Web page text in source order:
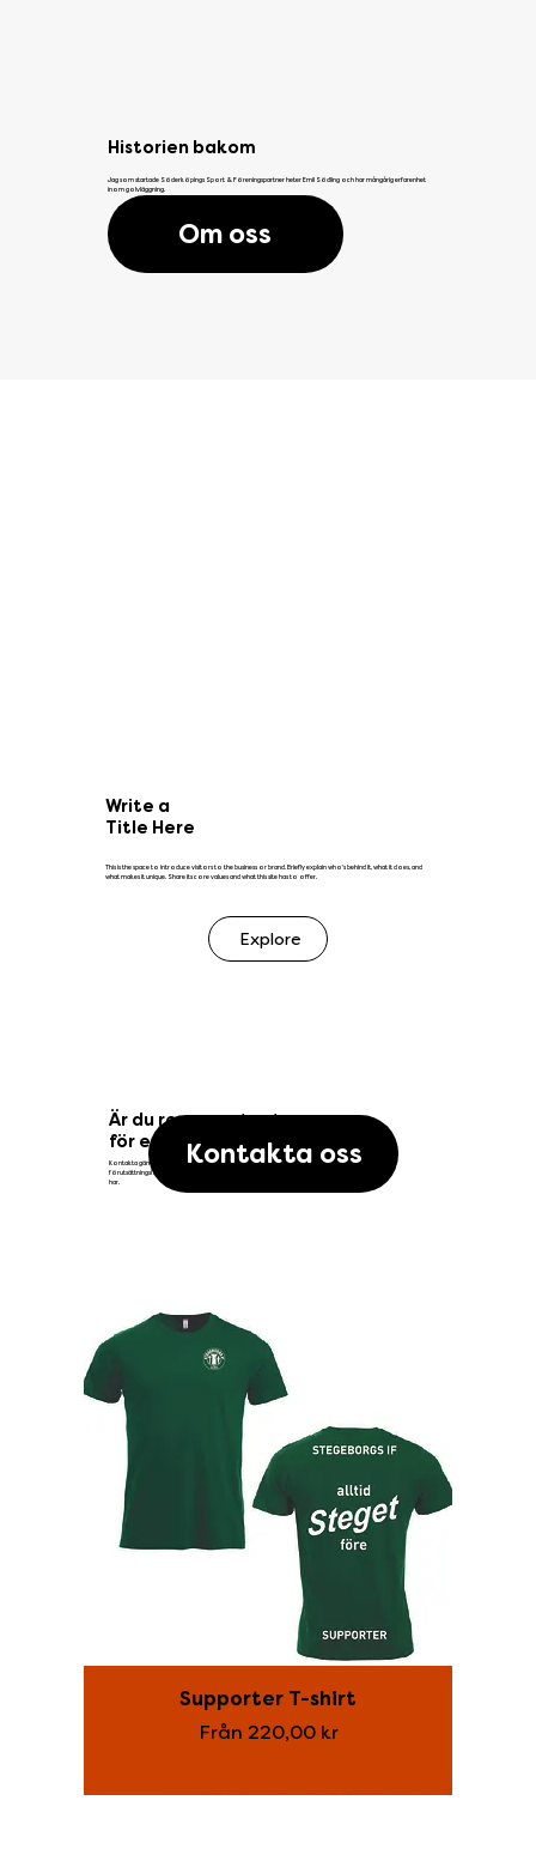
Historien bakom
Jag som startade Söderköpings Sport & Föreningspartner heter Emil Södling och har mångårig erfarenhet
inom golvläggning.
Om oss
Write a
Title Here
This is the space to introduce visitors to the business or brand. Briefly explain who's behind it, what it does, and
what makes it unique. Share its core values and what this site has to offer.
Explore
Är du representant
för en förening?
Kontakta gärna oss på Emsö Sport för ett
förutsättningslöst möte där vi kan gå igenom vilka behov ni
har.
Kontakta oss
Supporter T-shirt
Från 220,00 kr
Reapris